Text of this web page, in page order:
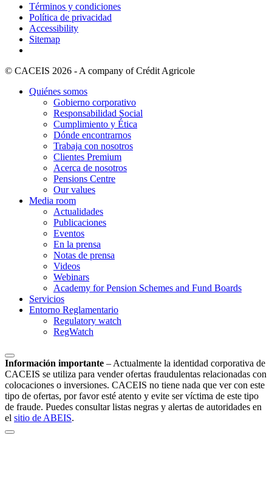
Términos y condiciones
Política de privacidad
Accessibility
Sitemap
© CACEIS 2026 - A company of Crédit Agricole
Quiénes somos
Gobierno corporativo
Responsabilidad Social
Cumplimiento y Ética
Dónde encontrarnos
Trabaja con nosotros
Clientes Premium
Acerca de nosotros
Pensions Centre
Our values
Media room
Actualidades
Publicaciones
Eventos
En la prensa
Notas de prensa
Videos
Webinars
Academy for Pension Schemes and Fund Boards
Servicios
Entorno Reglamentario
Regulatory watch
RegWatch
Información importante – Actualmente la identidad corporativa de
CACEIS se utiliza para vender ofertas fraudulentas relacionadas con
colocaciones o inversiones. CACEIS no tiene nada que ver con este
tipo de ofertas, por favor esté atento y evite ser víctima de este tipo
de fraude. Puedes consultar listas negras y alertas de autoridades en
el sitio de ABEIS.